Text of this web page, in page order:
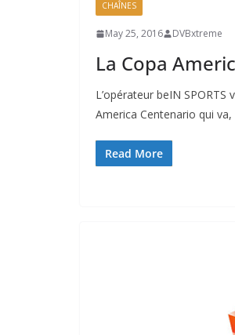
CHAÎNES
May 25, 2016 DVBxtreme
La Copa
L’opérateur beIN
America Centenario qui
Read More